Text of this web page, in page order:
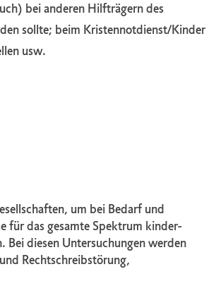
bei anderen Hilfträgern des
sollte; beim Kristennotdienst/Kinder
usw.
um bei Bedarf und
für das gesamte Spektrum kinder-
diesen Untersuchungen werden
Rechtschreibstörung,